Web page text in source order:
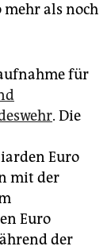
als noch
für
. Die
Euro
mit der
Euro
der